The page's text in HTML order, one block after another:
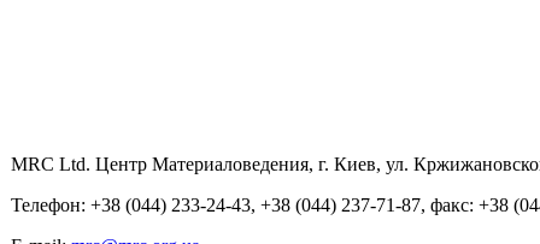
MRC Ltd. Центр Материаловедения, г. Киев, ул.
Телефон: +38 (044) 233-24-43, +38 (044) 237-71-87, факс: +38